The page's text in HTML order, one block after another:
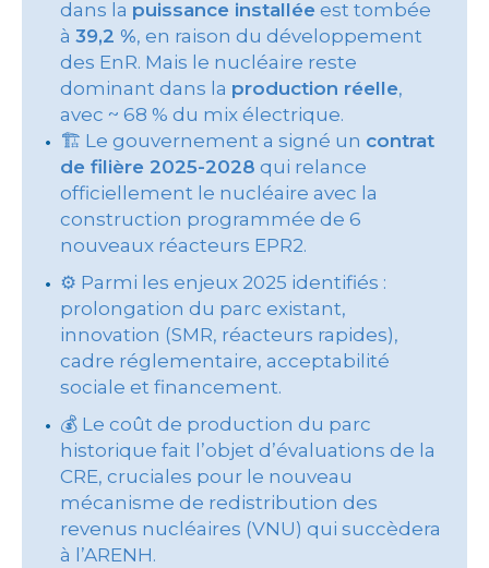
dans la puissance installée est tombée
à 39,2 %, en raison du développement
des EnR. Mais le nucléaire reste
dominant dans la production réelle,
avec ~ 68 % du mix électrique.
🏗 Le gouvernement a signé un contrat
de filière 2025-2028 qui relance
officiellement le nucléaire avec la
construction programmée de 6
nouveaux réacteurs EPR2.
⚙ Parmi les enjeux 2025 identifiés :
prolongation du parc existant,
innovation (SMR, réacteurs rapides),
cadre réglementaire, acceptabilité
sociale et financement.
💰 Le coût de production du parc
historique fait l’objet d’évaluations de la
CRE, cruciales pour le nouveau
mécanisme de redistribution des
revenus nucléaires (VNU) qui succèdera
à l’ARENH.